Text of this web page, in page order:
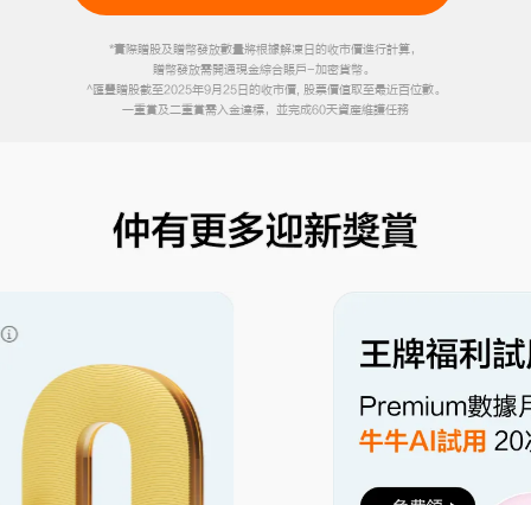
*實際贈股及贈幣發放數量將根據解凍日的收市價進行計算，
贈幣發放需開通現金綜合賬戶-加密貨幣。
^匯豐贈股截至2025年9月25日的收市價, 股票價值取至最近百位數。
一重賞及二重賞需入金達標，並完成60天資產維護任務